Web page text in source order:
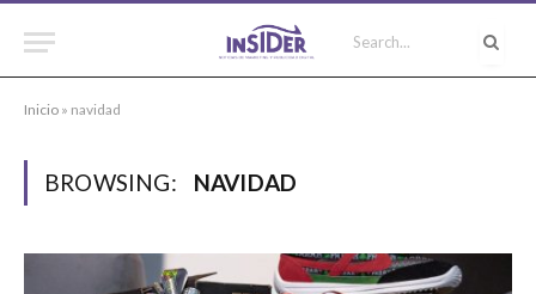
Inicio » navidad
BROWSING: NAVIDAD